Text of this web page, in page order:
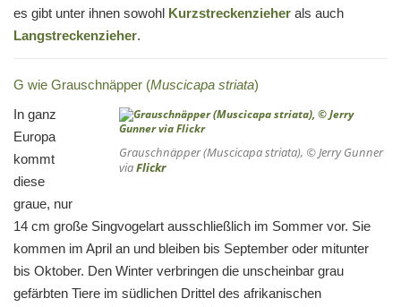
es gibt unter ihnen sowohl Kurzstreckenzieher als auch
Langstreckenzieher.
G wie Grauschnäpper (Muscicapa striata)
Grauschnäpper (Muscicapa striata), © Jerry Gunner
viaFlickr
In ganz
Europa
kommt
diese
graue, nur
14 cm große Singvogelart ausschließlich im Sommer vor. Sie
kommen im April an und bleiben bis September oder mitunter
bis Oktober. Den Winter verbringen die unscheinbar grau
gefärbten Tiere im südlichen Drittel des afrikanischen